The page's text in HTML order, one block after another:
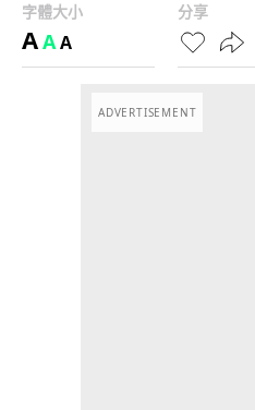
字體大小
AAA
分享
ADVERTISEMENT